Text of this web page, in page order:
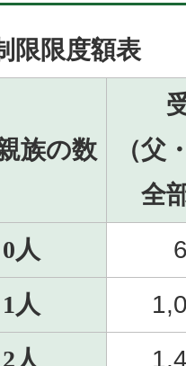
限限度額表
族の数
（父
全
0人
1人
2人